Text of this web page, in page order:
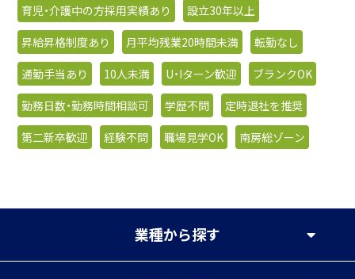
育児・介護中の方採用実績あり
設立30年以上
昇給昇格制度あり
月平均残業20時間未満
転勤なし
通勤手当あり
10人未満 U・Iターン歓迎
ブランクOK
勤務日数・勤務時間相談可
学歴不問
定時退社を推奨
第二新卒歓迎
経験不問 職場見学OK 南房総ゾーン
業種から探す